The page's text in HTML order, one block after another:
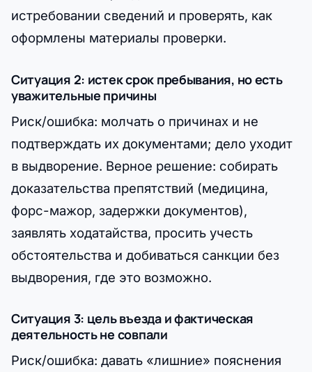
истребовании сведений и проверять, как
оформлены материалы проверки.
Ситуация 2: истек срок пребывания, но есть
уважительные причины
Риск/ошибка: молчать о причинах и не
подтверждать их документами; дело уходит
в выдворение. Верное решение: собирать
доказательства препятствий (медицина,
форс-мажор, задержки документов),
заявлять ходатайства, просить учесть
обстоятельства и добиваться санкции без
выдворения, где это возможно.
Ситуация 3: цель въезда и фактическая
деятельность не совпали
Риск/ошибка: давать «лишние» пояснения